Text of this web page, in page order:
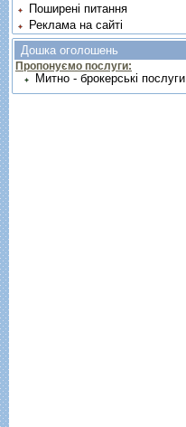
Поширені питання
Реклама на сайті
Дошка оголошень
Пропонуємо послуги:
Митно - брокерські послуги